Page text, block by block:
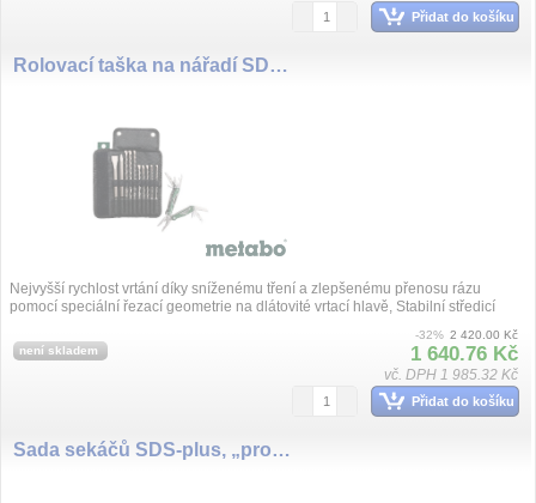
Přidat do košíku
Rolovací taška na nářadí SDS-plus Pro 4 vrtáky / sekáče 10dílná, set (včetně víceúčelového nástroje)
Nejvyšší rychlost vrtání díky sníženému tření a zlepšenému přenosu rázu
pomocí speciální řezací geometrie na dlátovité vrtací hlavě, Stabilní středicí
není skladem
-32% 2 420.00 Kč
1 640.76 Kč
vč. DPH 1 985.32 Kč
Přidat do košíku
Sada sekáčů SDS-plus, „professional“, 3 dílná